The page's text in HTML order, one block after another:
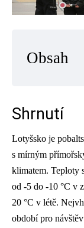
Obsah
Shrnutí
Lotyšsko je
s mírným
klimatem. Teploty
od -5 do -10 °C v
20 °C v létě.
období pro